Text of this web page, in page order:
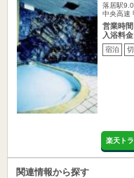
落居駅
中央高速
営業時間
入浴料金
宿泊
楽天ト
関連情報から探す